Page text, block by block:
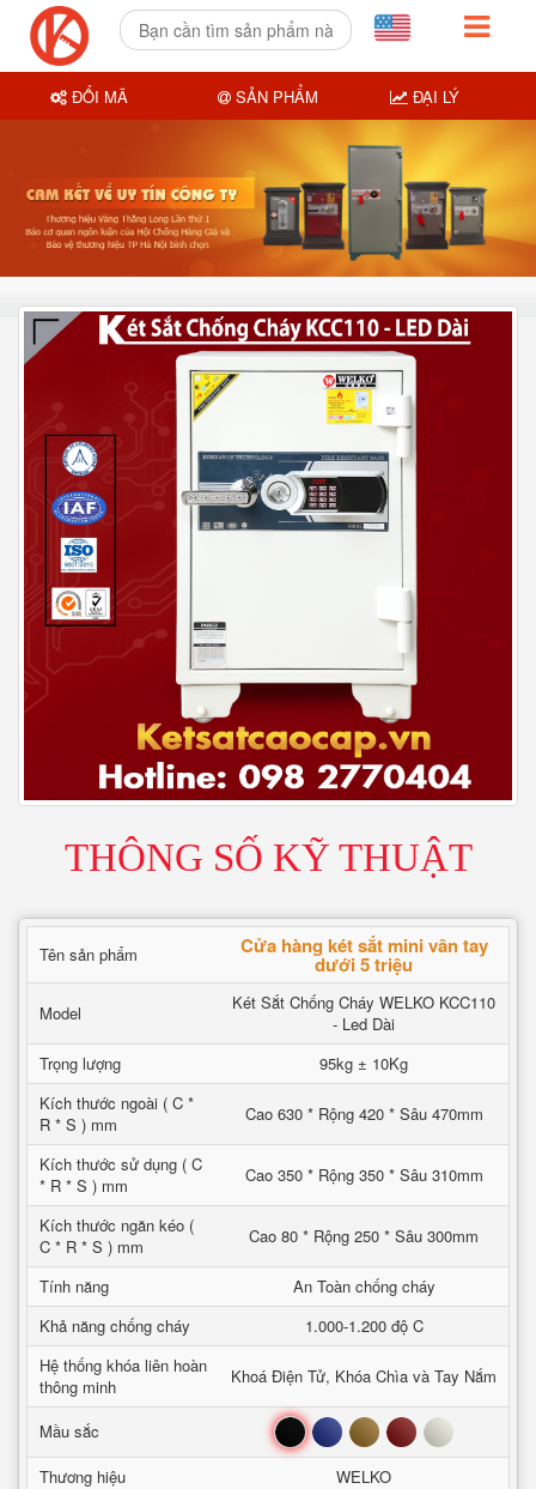
THÔNG SỐ KỸ THUẬT
Tên sản phẩm Cửa hàng két sắt mini vân tay
dưới 5 triệu
Model
Két Sắt Chống Cháy WELKO KCC110
- Led Dài
Trọng lượng
95kg ± 10Kg
Kích thước ngoài ( C *
R * S ) mm
Cao 630 * Rộng 420 * Sâu 470mm
Kích thước sử dụng ( C
* R * S ) mm
Cao 350 * Rộng 350 * Sâu 310mm
Kích thước ngăn kéo (
C * R * S ) mm
Cao 80 * Rộng 250 * Sâu 300mm
Tính năng
An Toàn chống cháy
Khả năng chống cháy
1.000-1.200 độ C
Hệ thống khóa liên hoàn
thông minh
Khoá Điện Tử, Khóa Chìa và Tay Nắm
Mầu sắc Đen Xanh Nâu Đỏ Trắng
Thương hiệu
WELKO
ĐỔI MÃ SẢN PHẨM ĐẠI LÝ